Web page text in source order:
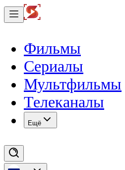
Фильмы
Сериалы
Мультфильмы
Телеканалы
Eщё